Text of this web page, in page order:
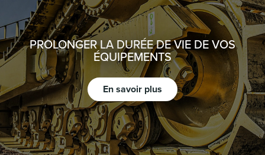
PROLONGER LA DURÉE DE VIE DE VOS
ÉQUIPEMENTS
En savoir plus